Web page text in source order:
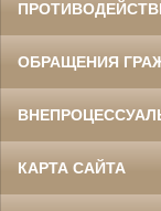
ОБРАЩЕНИЯ
КАРТА САЙТА